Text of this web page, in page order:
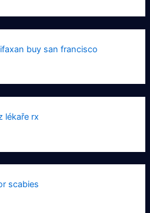
buy san francisco
lékaře rx
scabies